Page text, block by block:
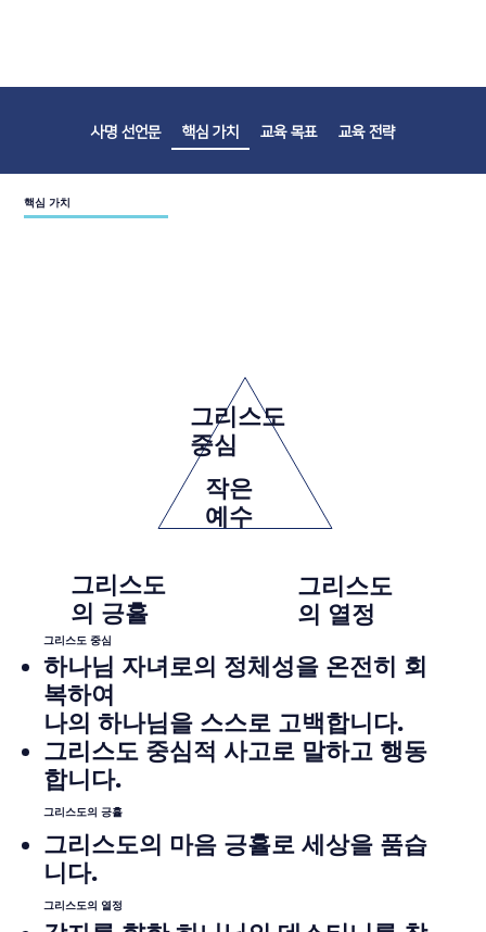
그리스도 중심
하나님 자녀로의 정체성을 온전히 회
복하여
나의 하나님을 스스로 고백합니다.
​그리스도 중심적 사고로 말하고 행동
합니다.
그리스도의 긍휼
그리스도의 마음 긍휼로 세상을 품습
니다.
그리스도의 열정
작은
예수
그리스도
의 열정
그리스도
의 긍휼
그리스도
중심
핵심 가치
사명 선언문 핵심 가치 교육 목표 교육 전략